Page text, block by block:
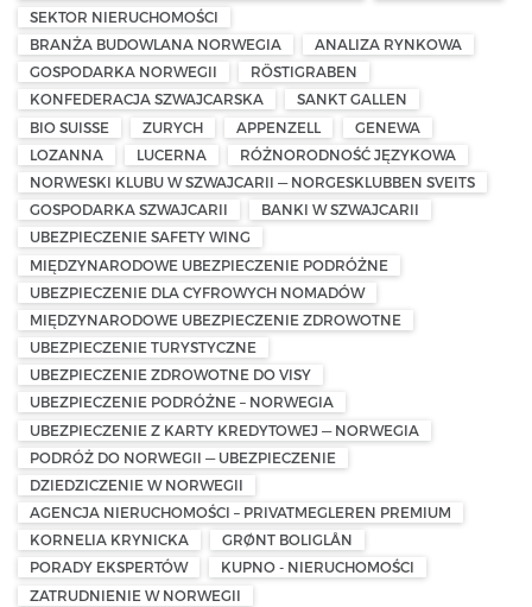
SEKTOR NIERUCHOMOŚCI
BRANŻA BUDOWLANA NORWEGIA
ANALIZA RYNKOWA
GOSPODARKA NORWEGII
RÖSTIGRABEN
KONFEDERACJA SZWAJCARSKA
SANKT GALLEN
BIO SUISSE
ZURYCH APPENZELL
GENEWA
LOZANNA
LUCERNA
RÓŻNORODNOŚĆ JĘZYKOWA
NORWESKI KLUBU W SZWAJCARII — NORGESKLUBBEN SVEITS
GOSPODARKA SZWAJCARII
BANKI W SZWAJCARII
UBEZPIECZENIE SAFETY WING
MIĘDZYNARODOWE UBEZPIECZENIE PODRÓŻNE
UBEZPIECZENIE DLA CYFROWYCH NOMADÓW
MIĘDZYNARODOWE UBEZPIECZENIE ZDROWOTNE
UBEZPIECZENIE TURYSTYCZNE
UBEZPIECZENIE ZDROWOTNE DO VISY
UBEZPIECZENIE PODRÓŻNE – NORWEGIA
UBEZPIECZENIE Z KARTY KREDYTOWEJ — NORWEGIA
PODRÓŻ DO NORWEGII — UBEZPIECZENIE
DZIEDZICZENIE W NORWEGII
AGENCJA NIERUCHOMOŚCI – PRIVATMEGLEREN PREMIUM
KORNELIA KRYNICKA
GRØNT BOLIGLÅN
PORADY EKSPERTÓW
KUPNO - NIERUCHOMOŚCI
ZATRUDNIENIE W NORWEGII